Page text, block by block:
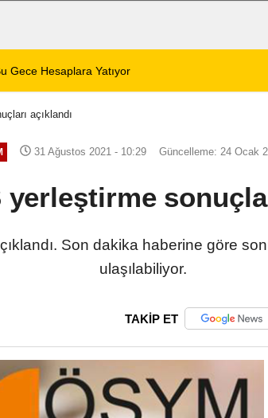
yükseldi
açıklandı
31 Ağustos 2021 - 10:29 Güncelleme: 24 Ocak
yerleştirme
Son dakika haberine göre
ulaşılabiliyor.
TAKİP ET